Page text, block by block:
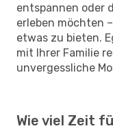
entspannen oder
erleben möchten
etwas zu bieten.
mit Ihrer Familie
unvergessliche
Wie viel Zeit